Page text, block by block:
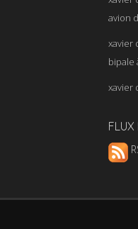
avion
xavier
bipale
xavier
FLUX